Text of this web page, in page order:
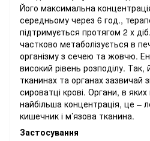
Його максимальна
середньому через 6 год.,
підтримується протягом 2 х
частково метаболізується в
організму з сечею та жовчю.
високий рівень розподілу. Так,
тканинах та органах зазвичай
сироватці крові. Органи, в
найбільша концентрація, це –
кишечник і м’язова тканина.
Застосування